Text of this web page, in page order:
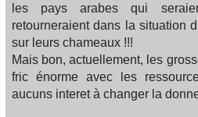
les pays arabes qui
retourneraient dans la situation
sur leurs chameaux !!!
Mais bon, actuellement, les
fric énorme avec les
aucuns interet à changer la